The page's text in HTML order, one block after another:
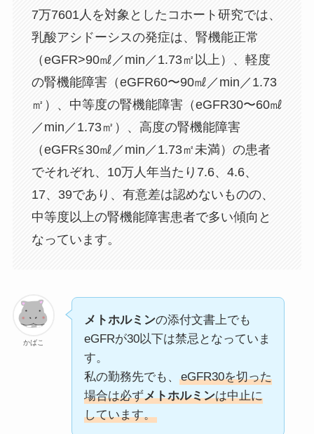
7万7601人を対象としたコホート研究では、
乳酸アシドーシスの発症は、腎機能正常
（eGFR>90㎖／min／1.73㎡以上）、軽度
の腎機能障害（eGFR60〜90㎖／min／1.73
㎡）、中等度の腎機能障害（eGFR30〜60㎖
／min／1.73㎡）、高度の腎機能障害
（eGFR≦30㎖／min／1.73㎡未満）の患者
でそれぞれ、10万人年当たり7.6、4.6、
17、39であり、有意差は認めないものの、
中等度以上の腎機能障害患者で多い傾向と
なっています。
かばこ
メトホルミンの添付文書上でも
eGFRが30以下は禁忌となっていま
す。
私の勤務先でも、
eGFR30を切った
場合は必ずメトホルミンは中止に
しています。